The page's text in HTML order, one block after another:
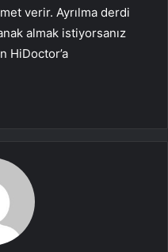
verir. Ayrılma derdi
almak istiyorsanız
HiDoctor’a